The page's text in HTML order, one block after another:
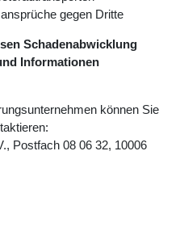
gegen Dritte
Schadenabwicklung
Informationen
können Sie
Postfach 08 06 32, 10006